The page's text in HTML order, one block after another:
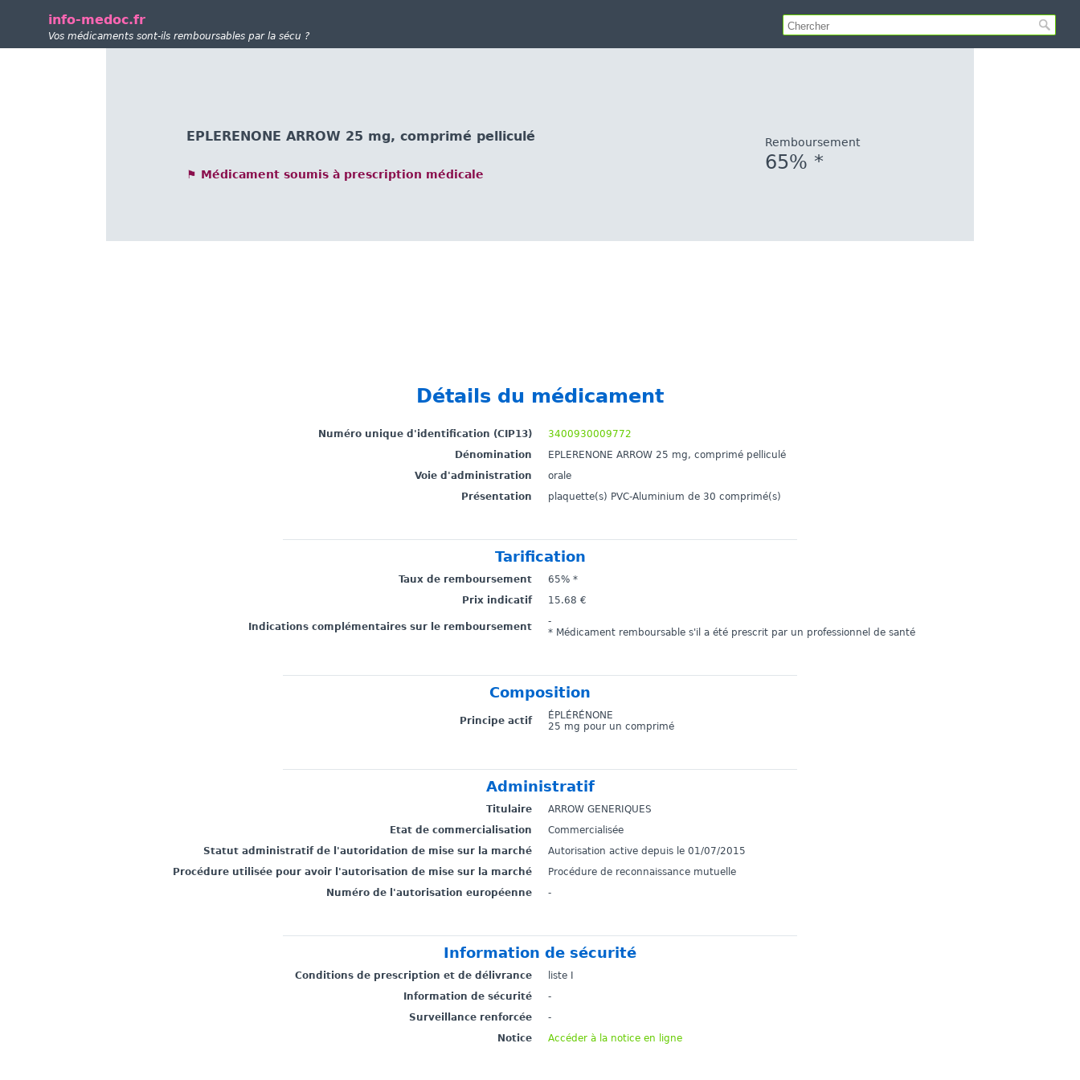
info-medoc.fr
Vos médicaments sont-ils remboursables par la sécu ?
EPLERENONE ARROW 25 mg, comprimé pelliculé
⚑ Médicament soumis à prescription médicale
Remboursement
65% *
Détails du médicament
Numéro unique d'identification (CIP13)
3400930009772
Dénomination
EPLERENONE ARROW 25 mg, comprimé pelliculé
Voie d'administration
orale
Présentation
plaquette(s) PVC-Aluminium de 30 comprimé(s)
Tarification
Taux de remboursement
65% *
Prix indicatif
15.68 €
Indications complémentaires sur le remboursement
-
* Médicament remboursable s'il a été prescrit par un professionnel de santé
Composition
Principe actif
ÉPLÉRÉNONE
25 mg pour un comprimé
Administratif
Titulaire
ARROW GENERIQUES
Etat de commercialisation
Commercialisée
Statut administratif de l'autoridation de mise sur la marché
Autorisation active depuis le 01/07/2015
Procédure utilisée pour avoir l'autorisation de mise sur la marché
Procédure de reconnaissance mutuelle
Numéro de l'autorisation européenne
-
Information de sécurité
Conditions de prescription et de délivrance
liste I
Information de sécurité
-
Surveillance renforcée
-
Notice
Accéder à la notice en ligne